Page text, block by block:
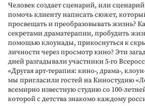
Человек создает сценарий, или
помочь клиенту написать сюжет,
просвещать и преобразовывать жизнь?
секретами драматерапии, пробудить
помощью клоунады, прикоснуться к
личности через просмотр кино? Эти
дней разгадывали участники 5-го
«Другая арт-терапия: кино-, драма-,
мы пригласили гостей на Киностудию
всемирно известную студию со 100-
которой с детства знакомо каждому